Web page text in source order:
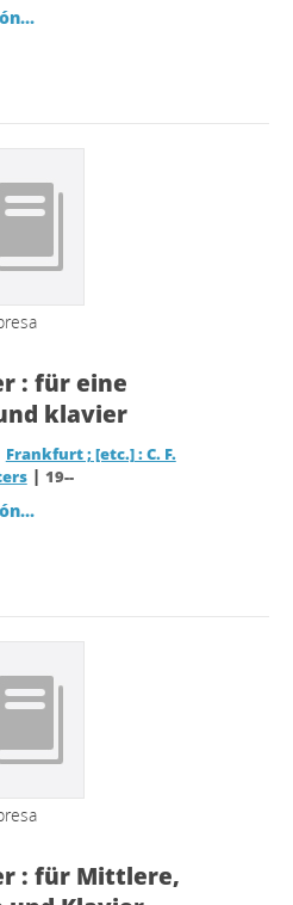
: für eine
klavier
Frankfurt ; [etc.] : C. F.
| 19--
: für Mittlere,